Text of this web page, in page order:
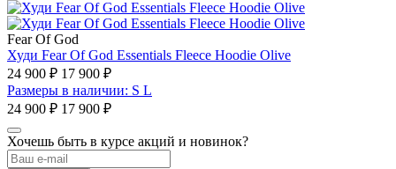
Fear Of God
Худи Fear Of God Essentials Fleece Hoodie Olive
24 900 ₽ 17 900 ₽
Размеры в наличии: S L
24 900 ₽ 17 900 ₽
Хочешь быть в курсе акций и новинок?